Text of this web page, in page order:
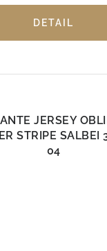
DETAIL
JERSEY
STRIPE SALBEI
04